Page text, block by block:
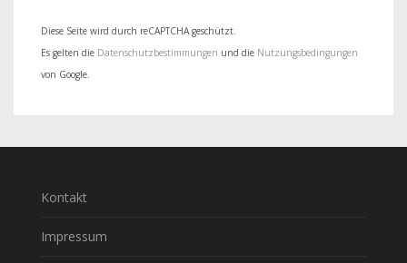
Diese Seite wird durch reCAPTCHA geschützt.
Es gelten die Datenschutzbestimmungen und die Nutzungsbedingungen
von Google.
Kontakt
Impressum